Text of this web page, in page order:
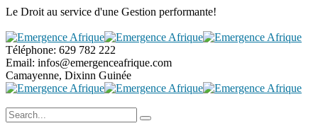
Le Droit au service d'une Gestion performante!
Téléphone: 629 782 222
Email: infos@emergenceafrique.com
Camayenne, Dixinn Guinée